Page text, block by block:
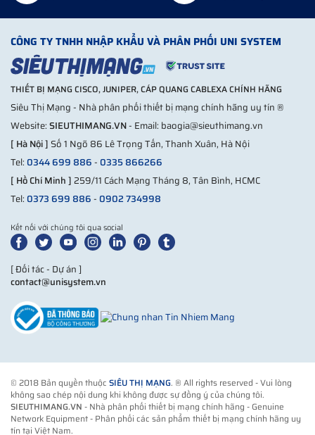
CÔNG TY TNHH NHẬP KHẨU VÀ PHÂN PHỐI UNI SYSTEM
THIẾT BỊ MẠNG CISCO, JUNIPER, CÁP QUANG CABLEXA CHÍNH HÃNG
Siêu Thị Mạng - Nhà phân phối thiết bị mạng chính hãng uy tín ®
Website:SIEUTHIMANG.VN- Email: baogia@sieuthimang.vn
[ Hà Nội ] Số 1 Ngõ 86 Lê Trọng Tấn, Thanh Xuân, Hà Nội
Tel:0344 699 886-0335 866266
[ Hồ Chí Minh ] 259/11 Cách Mạng Tháng 8, Tân Bình, HCMC
Tel:0373 699 886-0902 734998
Kết nối với chúng tôi qua social
[ Đối tác - Dự án ]
contact@unisystem.vn
© 2018 Bản quyền thuộc SIÊU THỊ MẠNG. ® All rights reserved - Vui lòng
không sao chép nội dung khi không được sự đồng ý của chúng tôi.
SIEUTHIMANG.VN - Nhà phân phối thiết bị mạng chính hãng - Genuine
Network Equipment - Phân phối các sản phẩm thiết bị mạng chính hãng uy
tín tại Việt Nam.